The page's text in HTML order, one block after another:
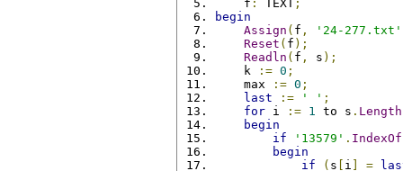
    f
: TEXT ;
begin
Assign ( f , '24-277.txt'
Reset ( f );
Readln ( f , s );
    k
:= 0 ;
    max
:= 0 ;
last
:= ' ' ;
for i := 1 to s . Length
begin
if
'13579' . IndexOf
begin
if
( s i =